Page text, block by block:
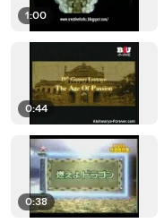
1:00
0:44
0:38